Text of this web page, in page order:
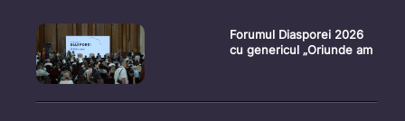
Forumul Diasporei 2026
cu genericul „Oriunde am